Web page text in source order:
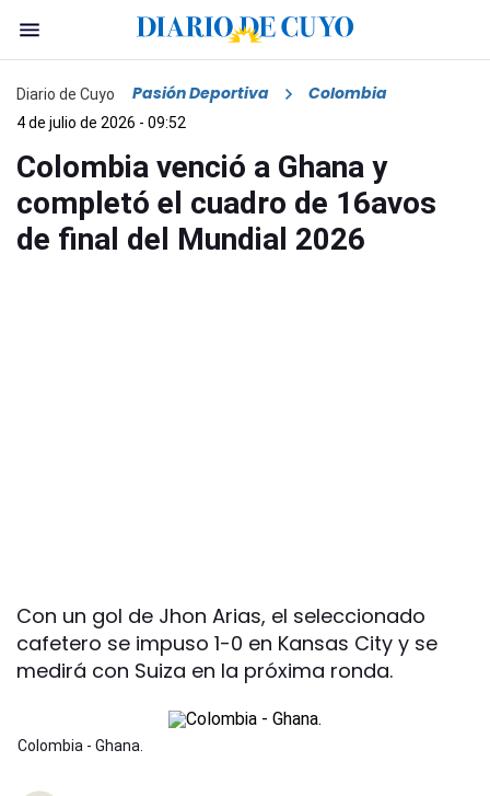
Diario de Cuyo Pasión Deportiva Colombia
4 de julio de 2026 - 09:52
Colombia venció a Ghana y
completó el cuadro de 16avos
de final del Mundial 2026
Con un gol de Jhon Arias, el seleccionado
cafetero se impuso 1-0 en Kansas City y se
medirá con Suiza en la próxima ronda.
Colombia - Ghana.